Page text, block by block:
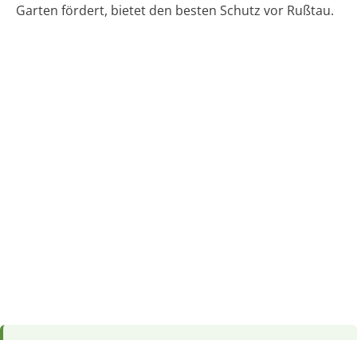
Garten fördert, bietet den besten Schutz vor Rußtau.